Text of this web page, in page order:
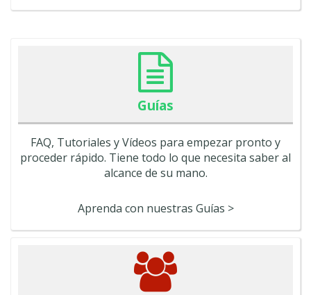
Guías
FAQ, Tutoriales y Vídeos para empezar pronto y
proceder rápido. Tiene todo lo que necesita saber al
alcance de su mano.
Aprenda con nuestras Guías >